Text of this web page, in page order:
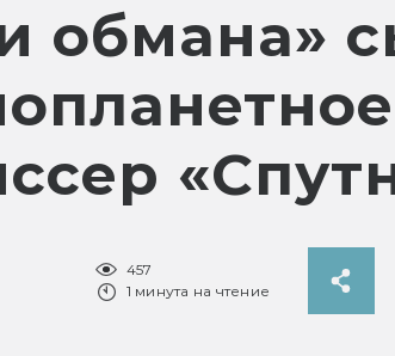
обмана»
457
1 минута на чтение